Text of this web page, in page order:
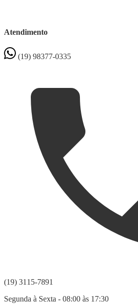
Atendimento
(19) 98377-0335
(19) 3115-7891
Segunda à Sexta - 08:00 às 17:30